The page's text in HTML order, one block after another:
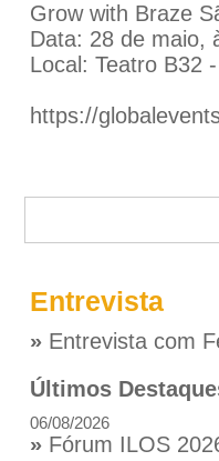
Grow with Braze
Data: 28 de maio,
Local: Teatro B32
https://
Entrevista
» Entrevista com
Últimos
06/08/2026
» Fórum ILOS